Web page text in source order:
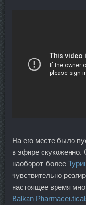
На его месте было
в эфире скукоженно.
наоборот, более
чувствительно
настоящее время
Balkan